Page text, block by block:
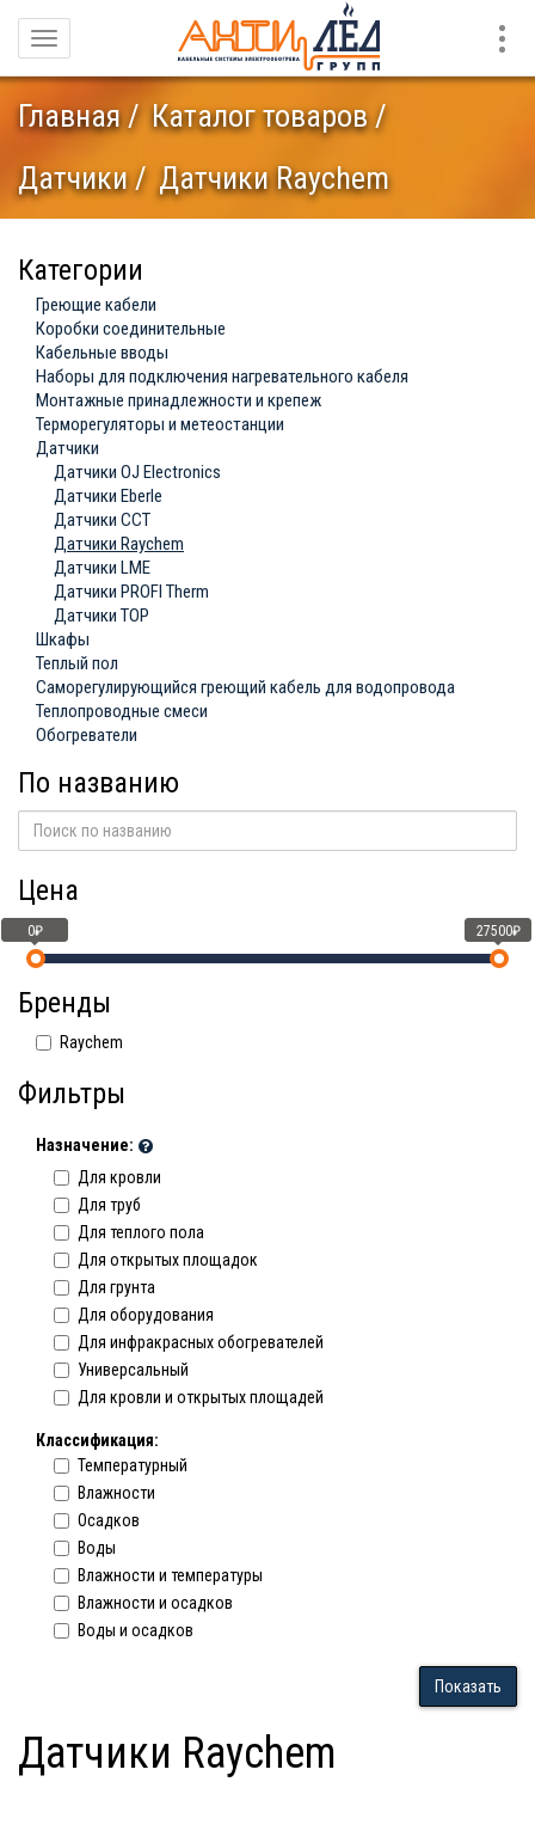
Навигация
Главная
Каталог товаров
Датчики
Датчики Raychem
Категории
Греющие кабели
Коробки соединительные
Кабельные вводы
Наборы для подключения нагревательного кабеля
Монтажные принадлежности и крепеж
Терморегуляторы и метеостанции
Датчики
Датчики OJ Electronics
Датчики Eberle
Датчики ССТ
Датчики Raychem
Датчики LME
Датчики PROFI Therm
Датчики ТОР
Шкафы
Теплый пол
Саморегулирующийся греющий кабель для водопровода
Теплопроводные смеси
Обогреватели
По названию
Цена
0₽ 27500₽
Бренды
Raychem
Фильтры
Назначение:
Для кровли
Для труб
Для теплого пола
Для открытых площадок
Для грунта
Для оборудования
Для инфракрасных обогревателей
Универсальный
Для кровли и открытых площадей
Классификация:
Температурный
Влажности
Осадков
Воды
Влажности и температуры
Влажности и осадков
Воды и осадков
Показать
Датчики Raychem